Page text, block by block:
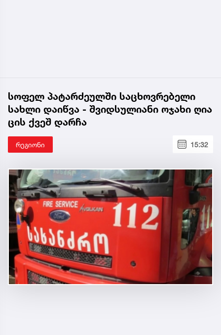
სოფელ პატარძეულში საცხოვრებელი
სახლი დაიწვა - შვიდსულიანი ოჯახი ღია
ცის ქვეშ დარჩა
რეგიონი 15:32